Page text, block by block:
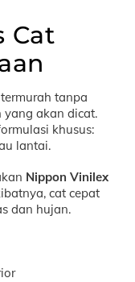
Cat
tanpa
yang akan dicat.
khusus:
lantai.
Nippon Vinilex
cat cepat
dan hujan.